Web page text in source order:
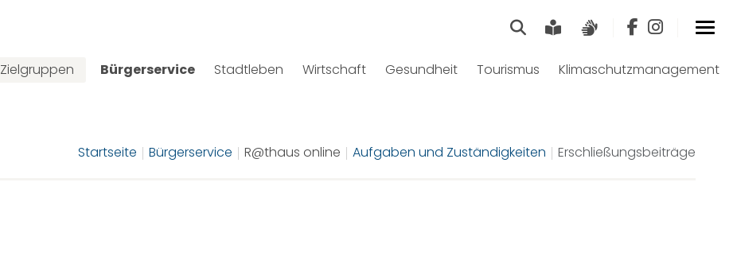
SucheLeichte Sprache
Zielgruppen Bürgerservice Stadtleben Wirtschaft Gesundheit Tourismus Klimaschutzmanagement
Startseite Bürgerservice R@thaus online Aufgaben und Zuständigkeiten Erschließungsbeiträge